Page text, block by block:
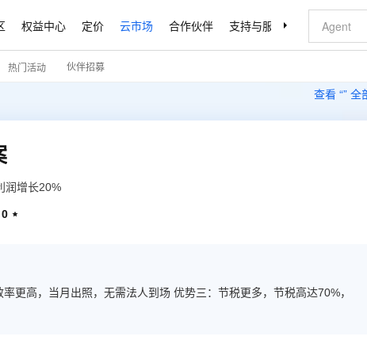
权益中心 定价 云市场 合作伙伴 支持与服务 了解阿里云
查看 “” 全
热门活动 伙伴招募
润增长20%
0 
更高，当月出照，无需法人到场 优势三：节税更多，节税高达70%，